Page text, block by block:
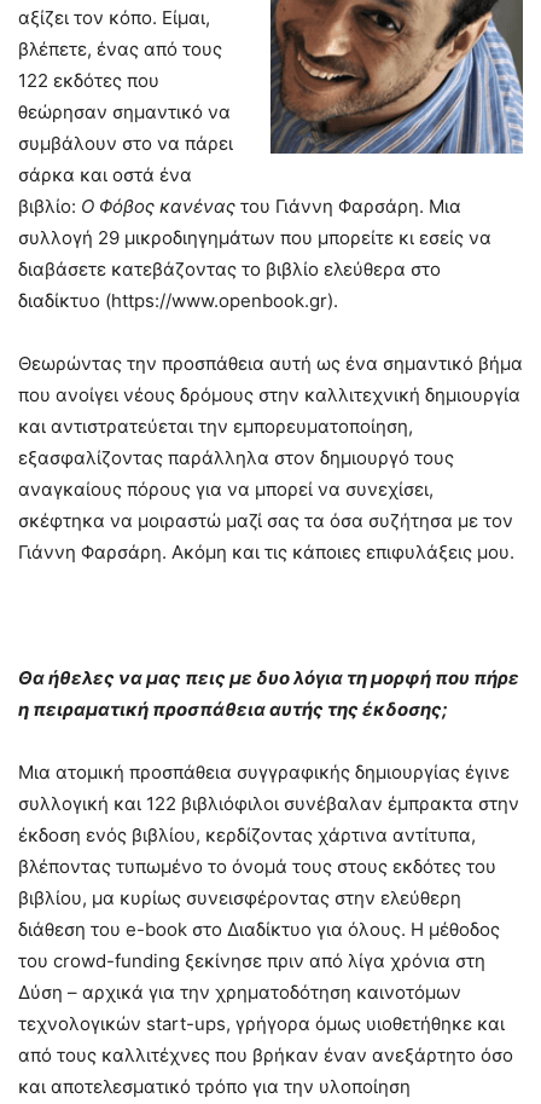
αξίζει τον κόπο. Είμαι,
βλέπετε, ένας από τους
122 εκδότες που
θεώρησαν σημαντικό να
συμβάλουν στο να πάρει
σάρκα και οστά ένα
βιβλίο: Ο Φόβος κανένας του Γιάννη Φαρσάρη. Μια
συλλογή 29 μικροδιηγημάτων που μπορείτε κι εσείς να
διαβάσετε κατεβάζοντας το βιβλίο ελεύθερα στο
διαδίκτυο (https://www.openbook.gr).
Θεωρώντας την προσπάθεια αυτή ως ένα σημαντικό βήμα
που ανοίγει νέους δρόμους στην καλλιτεχνική δημιουργία
και αντιστρατεύεται την εμπορευματοποίηση,
εξασφαλίζοντας παράλληλα στον δημιουργό τους
αναγκαίους πόρους για να μπορεί να συνεχίσει,
σκέφτηκα να μοιραστώ μαζί σας τα όσα συζήτησα με τον
Γιάννη Φαρσάρη. Ακόμη και τις κάποιες επιφυλάξεις μου.
Θα ήθελες να μας πεις με δυο λόγια τη μορφή που πήρε
η πειραματική προσπάθεια αυτής της έκδοσης;
Μια ατομική προσπάθεια συγγραφικής δημιουργίας έγινε
συλλογική και 122 βιβλιόφιλοι συνέβαλαν έμπρακτα στην
έκδοση ενός βιβλίου, κερδίζοντας χάρτινα αντίτυπα,
βλέποντας τυπωμένο το όνομά τους στους εκδότες του
βιβλίου, μα κυρίως συνεισφέροντας στην ελεύθερη
διάθεση του e-book στο Διαδίκτυο για όλους. Η μέθοδος
του crowd-funding ξεκίνησε πριν από λίγα χρόνια στη
Δύση – αρχικά για την χρηματοδότηση καινοτόμων
τεχνολογικών start-ups, γρήγορα όμως υιοθετήθηκε και
από τους καλλιτέχνες που βρήκαν έναν ανεξάρτητο όσο
και αποτελεσματικό τρόπο για την υλοποίηση